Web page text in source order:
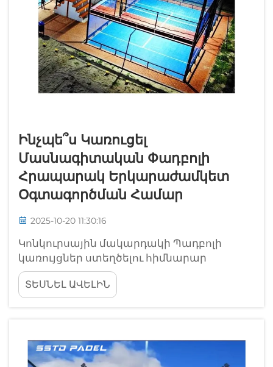
Ինչպե՞ս Կառուցել
Մասնագիտական Փադբոլի
Հրապարակ Երկարաժամկետ
Օգտագործման Համար
2025-10-20 11:30:16
Կոնկուրսային մակարդակի Պադբոլի
կառույցներ ստեղծելու հիմնարար
հանձնարարականներ: Պադբոլի աճող
համարվածությունը ստեղծել է աճող
պահանջարկ բարձրորակ
ստանալ ֆուտբոլի և փադելի այս շարժուն
խառնուրդից: Մասնագիտական...
ՏԵՍՆԵԼ ԱՎԵԼԻՆ